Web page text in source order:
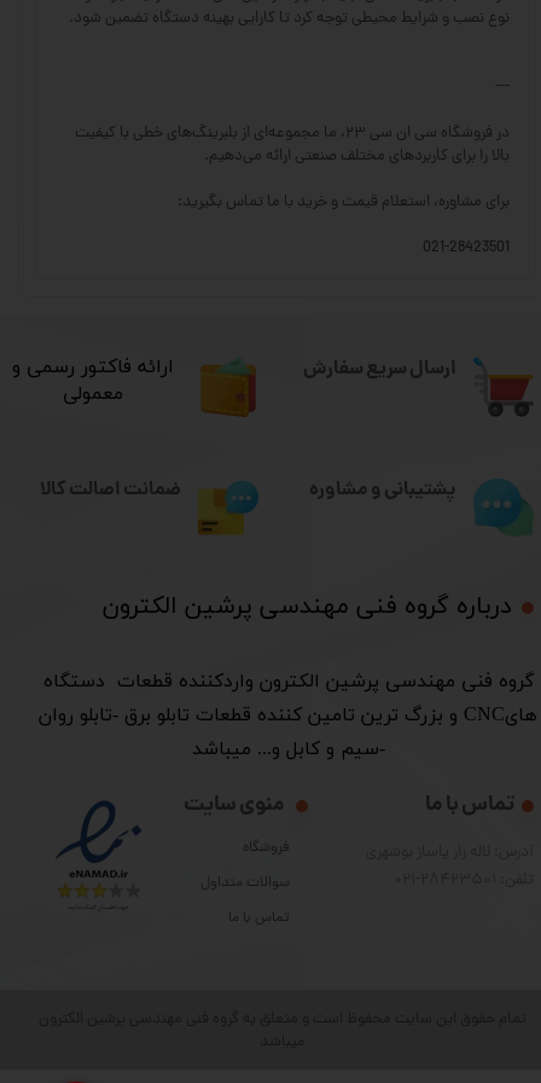
نوع نصب و شرایط محیطی توجه کرد تا کارایی بهینه دستگاه تضمین شود.
---
در فروشگاه سی ان سی ۲۳، ما مجموعه‌ای از بلبرینگ‌های خطی با کیفیت
بالا را برای کاربردهای مختلف صنعتی ارائه می‌دهیم.
برای مشاوره، استعلام قیمت و خرید با ما تماس بگیرید:
021-28423501
ارسال سریع سفارش
درباره گروه فنی مهندسی پرشین الکترون​​​​​​​
​گروه فنی مهندسی پرشین الکترون واردکننده قطعات دستگاه
هایCNC و بزرگ ترین تامین کننده قطعات تابلو برق -تابلو روان
-سیم و کابل و... میباشد
منوی سایت
فروشگاه
سوالات متداول
تماس با ما
تماس با ما
​ارائه فاکتور رسمی و
معمولی
پشتیبانی و مشاوره ضمانت اصالت کالا